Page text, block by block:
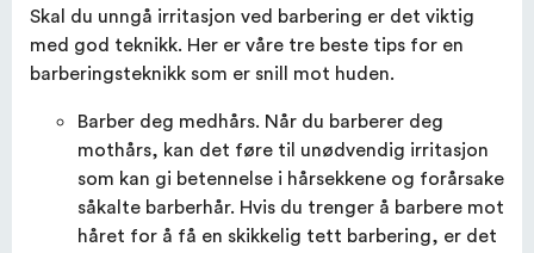
Skal du unngå irritasjon ved barbering er det viktig
med god teknikk. Her er våre tre beste tips for en
barberingsteknikk som er snill mot huden.
Barber deg medhårs. Når du barberer deg
mothårs, kan det føre til unødvendig irritasjon
som kan gi betennelse i hårsekkene og forårsake
såkalte barberhår. Hvis du trenger å barbere mot
håret for å få en skikkelig tett barbering, er det